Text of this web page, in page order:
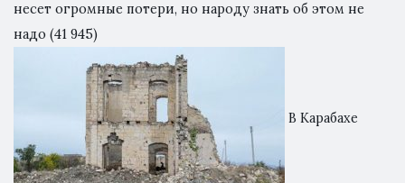
несет огромные потери, но народу знать об этом не
надо (41 945)
В Карабахе